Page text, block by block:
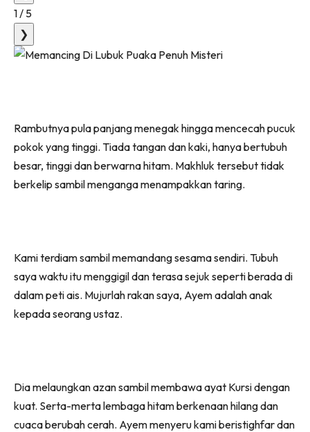
1 / 5
❯
Rambutnya pula panjang menegak hingga mencecah pucuk
pokok yang tinggi. Tiada tangan dan kaki, hanya bertubuh
besar, tinggi dan berwarna hitam. Makhluk tersebut tidak
berkelip sambil menganga menampakkan taring.
Kami terdiam sambil memandang sesama sendiri. Tubuh
saya waktu itu menggigil dan terasa sejuk seperti berada di
dalam peti ais. Mujurlah rakan saya, Ayem adalah anak
kepada seorang ustaz.
Dia melaungkan azan sambil membawa ayat Kursi dengan
kuat. Serta-merta lembaga hitam berkenaan hilang dan
cuaca berubah cerah. Ayem menyeru kami beristighfar dan